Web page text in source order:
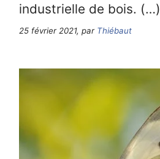
industrielle de bois. (…)
25 février 2021, par Thiébaut